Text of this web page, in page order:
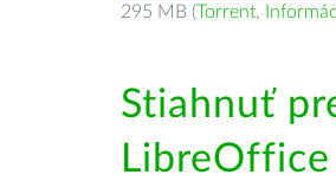
295 MB (Torrent,
Stiahnuť